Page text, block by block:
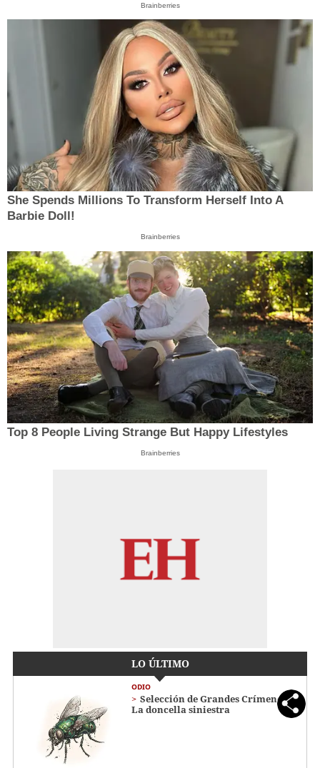
Brainberries
She Spends Millions To Transform Herself Into A
Barbie Doll!
Brainberries
Top 8 People Living Strange But Happy Lifestyles
Brainberries
LO ÚLTIMO
ODIO
Selección de Grandes Crímenes:
La doncella siniestra